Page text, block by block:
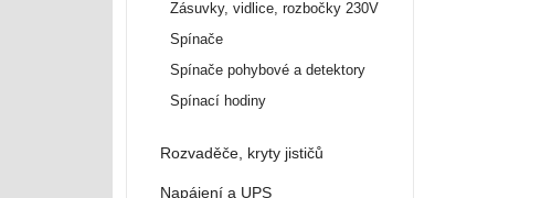
Zásuvky, vidlice, rozbočky 230V
Spínače
Spínače pohybové a detektory
Spínací hodiny
Rozvaděče, kryty jističů
Napájení a UPS